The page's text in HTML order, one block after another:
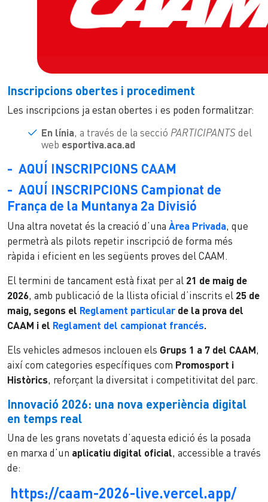
Inscripcions obertes i procediment
Les inscripcions ja estan obertes i es poden formalitzar:
En línia, a través de la secció PARTICIPANTS del
web esportiva.aca.ad
- AQUÍ INSCRIPCIONS CAAM
- AQUÍ INSCRIPCIONS Campionat de
França de la Muntanya 2a Divisió
Una altra novetat és la creació d’una Àrea Privada, que
permetrà als pilots repetir inscripció de forma més
ràpida i eficient en les següents proves del CAAM.
El termini de tancament està fixat per al 21 de maig de
2026, amb publicació de la llista oficial d’inscrits el 25 de
maig, segons el Reglament particularde la prova del
CAAM i el Reglament del campionat francés.
Els vehicles admesos inclouen els Grups 1 a 7 del CAAM,
així com categories específiques com Promosport i
Històrics, reforçant la diversitat i competitivitat del parc.
Innovació 2026: una nova experiència digital
en temps real
Una de les grans novetats d’aquesta edició és la posada
en marxa d’un aplicatiu digital oficial, accessible a través
de:
https://caam-2026-live.vercel.app/